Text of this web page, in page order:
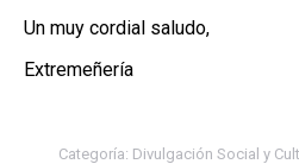
Un muy cordial saludo,
Extremeñería
Categoría: Divulgación Social y